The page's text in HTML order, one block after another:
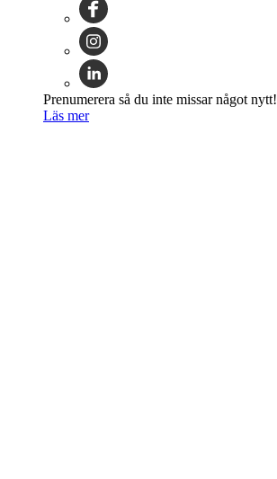
Prenumerera så du inte missar något nytt!
Läs mer